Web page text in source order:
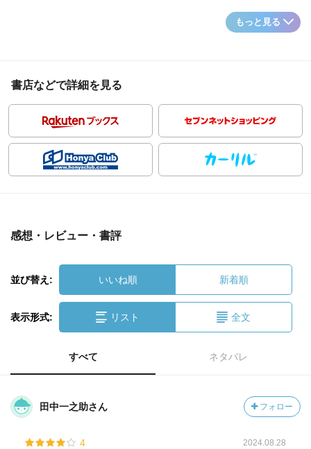
もっと見る
書店などで詳細を見る
感想・レビュー・書評
並び替え: いいね順 新着順
表示形式: リスト 全文
すべて ネタバレ
田中一之助さん フォロー
4 2024.08.28